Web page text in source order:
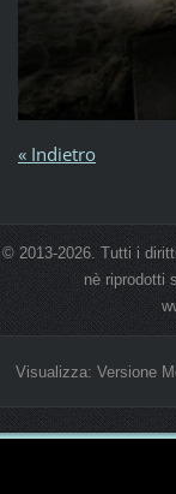
« Indietro
© 2013-2026. Tutti i
nè riprodotti
Visualizza: Versione